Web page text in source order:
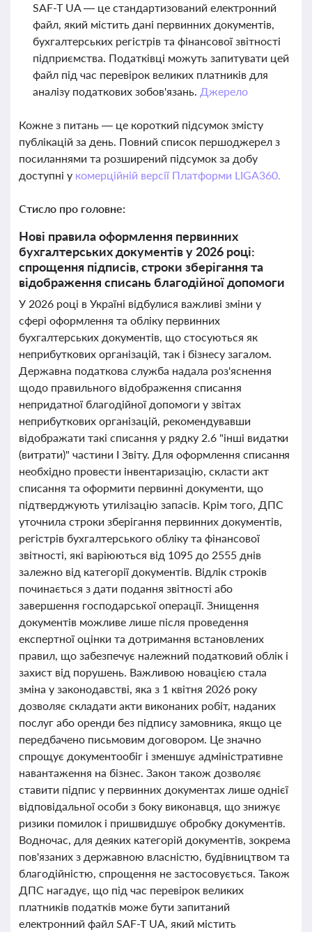
SAF-T UA — це стандартизований електронний
файл, який містить дані первинних документів,
бухгалтерських регістрів та фінансової звітності
підприємства. Податківці можуть запитувати цей
файл під час перевірок великих платників для
аналізу податкових зобов'язань. Джерело
Кожне з питань — це короткий підсумок змісту
публікацій за день. Повний список першоджерел з
посиланнями та розширений підсумок за добу
доступні у комерційній версії Платформи LIGA360.
Стисло про головне:
Нові правила оформлення первинних
бухгалтерських документів у 2026 році:
спрощення підписів, строки зберігання та
відображення списань благодійної допомоги
У 2026 році в Україні відбулися важливі зміни у
сфері оформлення та обліку первинних
бухгалтерських документів, що стосуються як
неприбуткових організацій, так і бізнесу загалом.
Державна податкова служба надала роз'яснення
щодо правильного відображення списання
непридатної благодійної допомоги у звітах
неприбуткових організацій, рекомендувавши
відображати такі списання у рядку 2.6 "інші видатки
(витрати)" частини І Звіту. Для оформлення списання
необхідно провести інвентаризацію, скласти акт
списання та оформити первинні документи, що
підтверджують утилізацію запасів. Крім того, ДПС
уточнила строки зберігання первинних документів,
регістрів бухгалтерського обліку та фінансової
звітності, які варіюються від 1095 до 2555 днів
залежно від категорії документів. Відлік строків
починається з дати подання звітності або
завершення господарської операції. Знищення
документів можливе лише після проведення
експертної оцінки та дотримання встановлених
правил, що забезпечує належний податковий облік і
захист від порушень. Важливою новацією стала
зміна у законодавстві, яка з 1 квітня 2026 року
дозволяє складати акти виконаних робіт, наданих
послуг або оренди без підпису замовника, якщо це
передбачено письмовим договором. Це значно
спрощує документообіг і зменшує адміністративне
навантаження на бізнес. Закон також дозволяє
ставити підпис у первинних документах лише однієї
відповідальної особи з боку виконавця, що знижує
ризики помилок і пришвидшує обробку документів.
Водночас, для деяких категорій документів, зокрема
пов'язаних з державною власністю, будівництвом та
благодійністю, спрощення не застосовується. Також
ДПС нагадує, що під час перевірок великих
платників податків може бути запитаний
електронний файл SAF-T UA, який містить